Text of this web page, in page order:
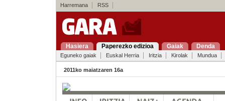
Harremana RSS
Hasiera Paperezko edizioa Gaiak Denda
Eguneko gaiak Euskal Herria Iritzia Kirolak Mundua
2011ko maiatzaren 16a